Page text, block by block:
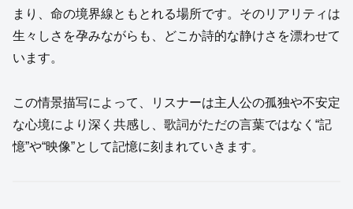
まり、命の境界線ともとれる場所です。そのリアリティは
生々しさを孕みながらも、どこか詩的な静けさを漂わせて
います。
この情景描写によって、リスナーは主人公の孤独や不安定
な心境により深く共感し、歌詞がただの言葉ではなく“記
憶”や“映像”として記憶に刻まれていきます。